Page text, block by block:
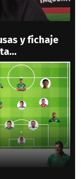
y fichaje